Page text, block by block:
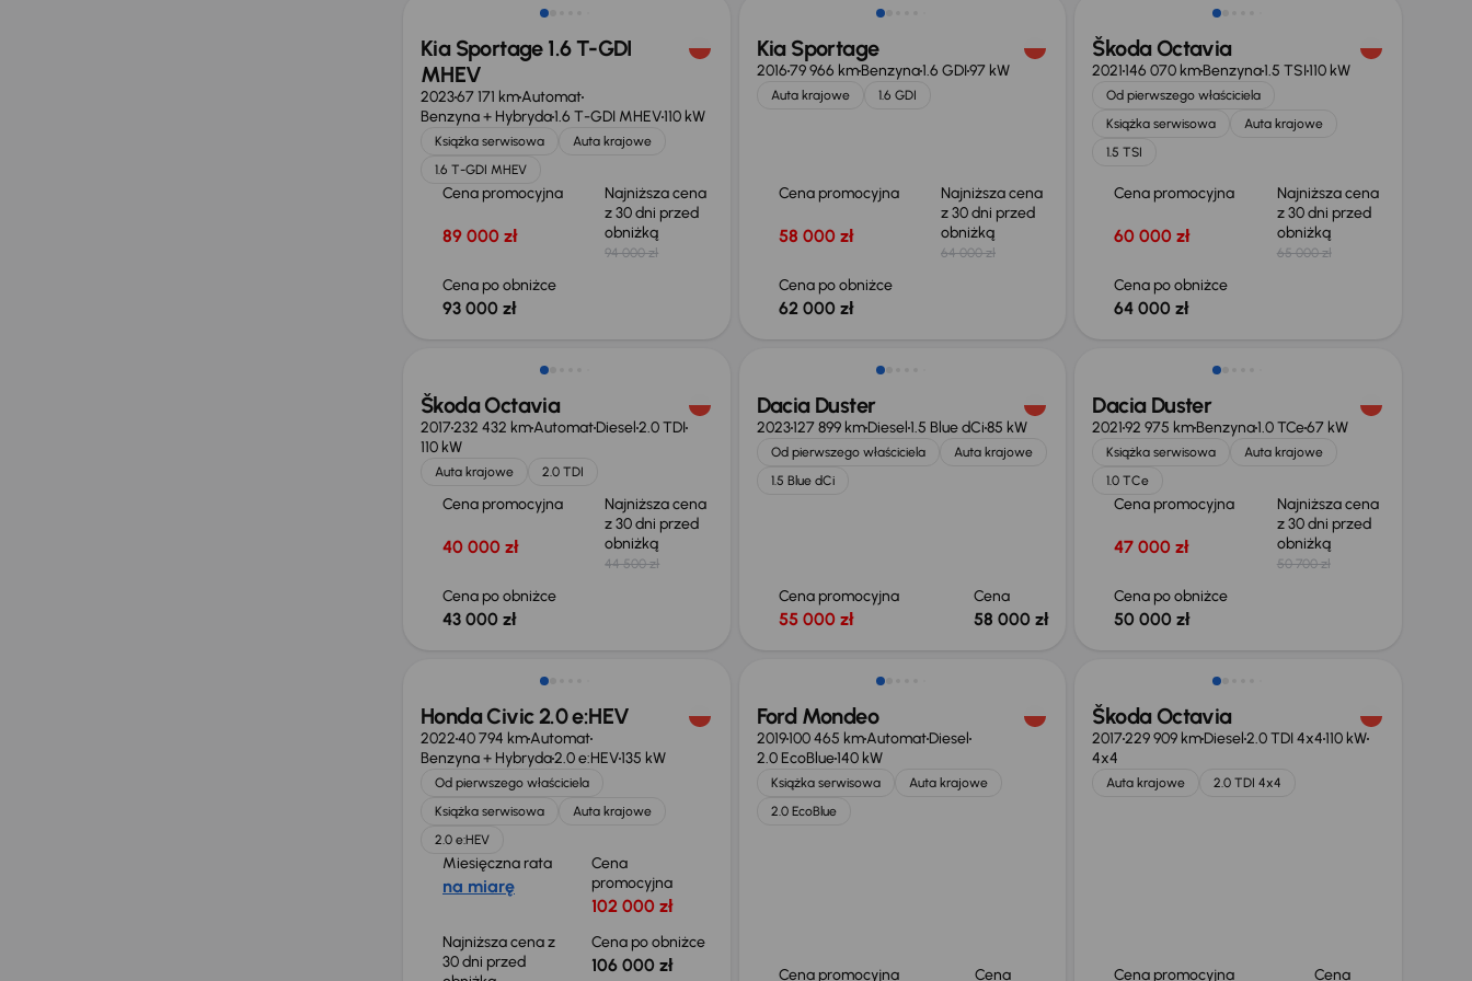
Kia Sportage 1.6 T-GDI
MHEV
202367 171 kmAutomat
Benzyna + Hybryda1.6 T-GDI MHEV110 kW
Książka serwisowa
Auta krajowe
1.6 T-GDI MHEV
Cena promocyjna
89 000 zł
Najniższa cena
z 30 dni przed
obniżką
94 000 zł
Cena po obniżce
93 000 zł
Kia Sportage
201679 966 kmBenzyna1.6 GDI97 kW
Auta krajowe 1.6 GDI
Cena promocyjna
58 000 zł
Najniższa cena
z 30 dni przed
obniżką
64 000 zł
Cena po obniżce
62 000 zł
Škoda Octavia
2021146 070 kmBenzyna1.5 TSI110 kW
Od pierwszego właściciela
Książka serwisowa
Auta krajowe
1.5 TSI
Cena promocyjna
60 000 zł
Najniższa cena
z 30 dni przed
obniżką
65 000 zł
Cena po obniżce
64 000 zł
Škoda Octavia
2017232 432 kmAutomatDiesel2.0 TDI
110 kW
Auta krajowe 2.0 TDI
Cena promocyjna
40 000 zł
Najniższa cena
z 30 dni przed
obniżką
44 500 zł
Cena po obniżce
43 000 zł
Możliwość odliczenia VAT
Dacia Duster
2023127 899 kmDiesel1.5 Blue dCi85 kW
Od pierwszego właściciela
Auta krajowe
1.5 Blue dCi
Cena promocyjna
55 000 zł
Cena
58 000 zł
Taniej o 700 zł
Dacia Duster
202192 975 kmBenzyna1.0 TCe67 kW
Książka serwisowa
Auta krajowe
1.0 TCe
Cena promocyjna
47 000 zł
Najniższa cena
z 30 dni przed
obniżką
50 700 zł
Cena po obniżce
50 000 zł
Honda Civic 2.0 e:HEV
202240 794 kmAutomat
Benzyna + Hybryda2.0 e:HEV135 kW
Od pierwszego właściciela
Książka serwisowa
Auta krajowe
2.0 e:HEV
Miesięczna rata
na miarę
Cena
promocyjna
102 000 zł
Najniższa cena z
30 dni przed
Cena po obniżce
106 000 zł
Ford Mondeo
2019100 465 kmAutomatDiesel
2.0 EcoBlue140 kW
Książka serwisowa
Auta krajowe
2.0 EcoBlue
Cena promocyjna Cena
Škoda Octavia
2017229 909 kmDiesel2.0 TDI 4x4110 kW
4x4
Auta krajowe 2.0 TDI 4x4
Cena promocyjna Cena